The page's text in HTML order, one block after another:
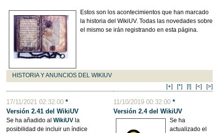
Estos son los acontecimientos que han marcado
la historia del WikiUV. Todas las novedades sobre
el mismo se irán registrando en esta página.
HISTORIA Y ANUNCIOS DEL WIKIUV
[+]
[*] [!] [<] [>]
17/11/2021 02:32:00 *
Versión 2.41 del WikiUV
Se ha añadido al WikiUVla
posibilidad de incluir un índice
11/10/2019 00:32:00*
Versión 2.4 del WikiUV
Se ha
actualizado el